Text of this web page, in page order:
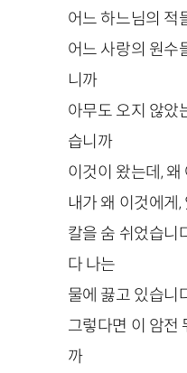
어느 하느님의 적
어느 사랑의 원수
니까
아무도 오지 않았
습니까
이것이 왔는데,
내가 왜 이것에게
칼을 숨 쉬었습니
다 나는
물에 끓고 있습니
그렇다면 이 암전
까